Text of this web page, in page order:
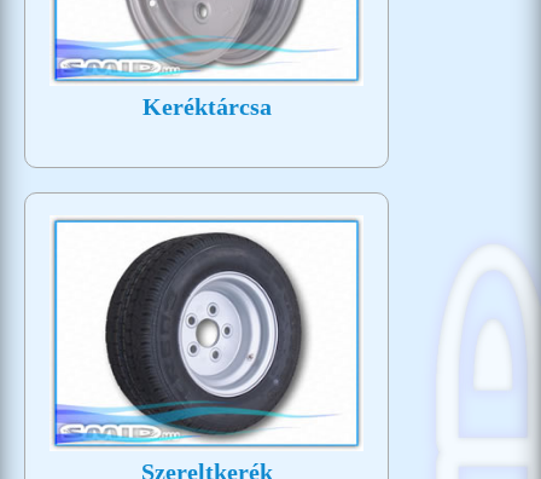
Keréktárcsa
Szereltkerék